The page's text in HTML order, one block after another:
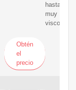
hasta
muy
viscosos.
Obtén
el
precio